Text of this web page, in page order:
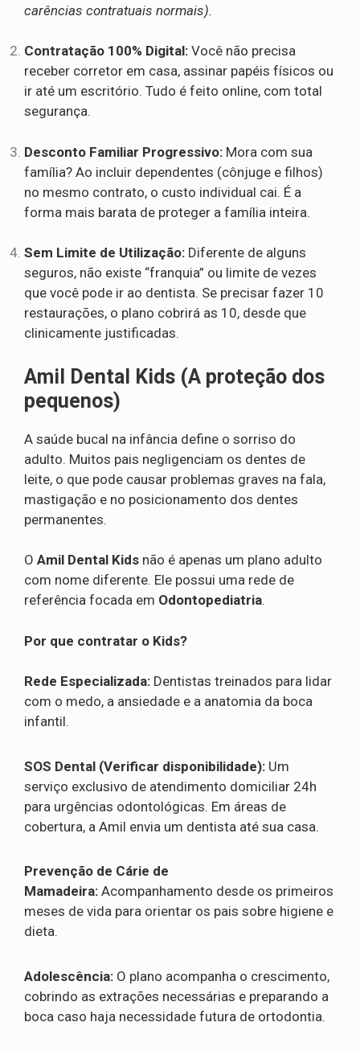
carências contratuais normais).
Contratação 100% Digital: Você não precisa
receber corretor em casa, assinar papéis físicos ou
ir até um escritório. Tudo é feito online, com total
segurança.
Desconto Familiar Progressivo: Mora com sua
família? Ao incluir dependentes (cônjuge e filhos)
no mesmo contrato, o custo individual cai. É a
forma mais barata de proteger a família inteira.
Sem Limite de Utilização: Diferente de alguns
seguros, não existe “franquia” ou limite de vezes
que você pode ir ao dentista. Se precisar fazer 10
restaurações, o plano cobrirá as 10, desde que
clinicamente justificadas.
Amil Dental Kids (A proteção dos
pequenos)
A saúde bucal na infância define o sorriso do
adulto. Muitos pais negligenciam os dentes de
leite, o que pode causar problemas graves na fala,
mastigação e no posicionamento dos dentes
permanentes.
O Amil Dental Kids não é apenas um plano adulto
com nome diferente. Ele possui uma rede de
referência focada em Odontopediatria.
Por que contratar o Kids?
Rede Especializada: Dentistas treinados para lidar
com o medo, a ansiedade e a anatomia da boca
infantil.
SOS Dental (Verificar disponibilidade): Um
serviço exclusivo de atendimento domiciliar 24h
para urgências odontológicas. Em áreas de
cobertura, a Amil envia um dentista até sua casa.
Prevenção de Cárie de
Mamadeira: Acompanhamento desde os primeiros
meses de vida para orientar os pais sobre higiene e
dieta.
Adolescência: O plano acompanha o crescimento,
cobrindo as extrações necessárias e preparando a
boca caso haja necessidade futura de ortodontia.